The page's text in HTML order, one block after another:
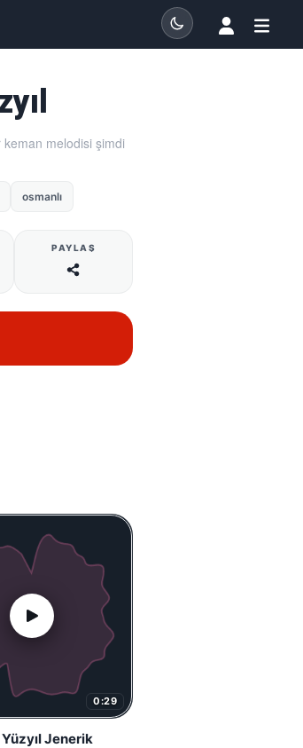
keman melodisi şimdi
osmanlı
PAYLAŞ
0:29
Jenerik